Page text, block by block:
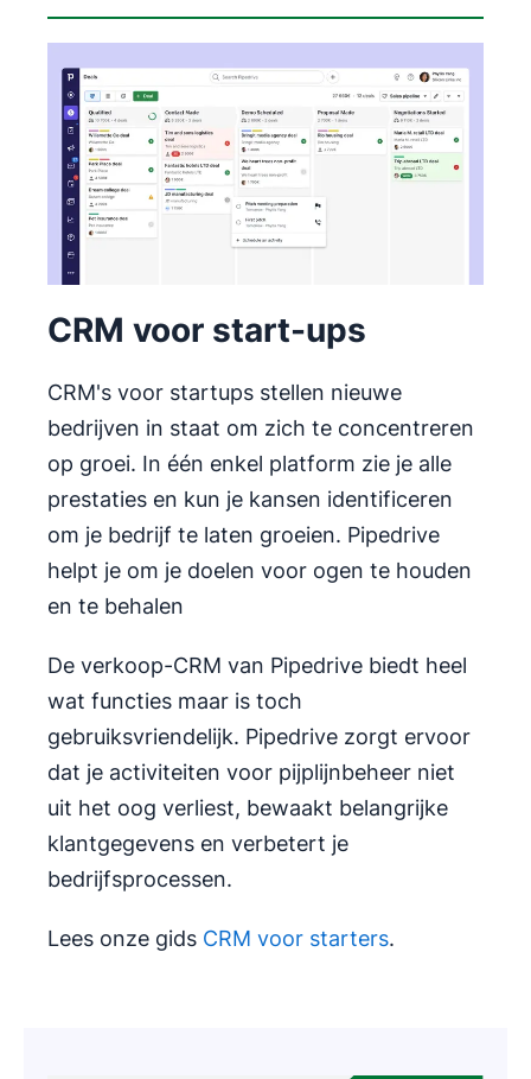
positieve gevolgen heeft voor de individuele
blijkt
dat wie taken automatiseert 16% vaker de eigen
doelstellingen haalt.
CRM voor kleine en middelgrote bedrijven
CRM voor grote bedrijven
CRM voor start-ups
CRM's voor startups stellen nieuwe
bedrijven in staat om zich te concentreren
op groei. In één enkel platform zie je alle
prestaties en kun je kansen identificeren
om je bedrijf te laten groeien. Pipedrive
helpt je om je doelen voor ogen te houden
en te behalen
De verkoop-CRM van Pipedrive biedt heel
wat functies maar is toch
gebruiksvriendelijk. Pipedrive zorgt ervoor
dat je activiteiten voor pijplijnbeheer niet
uit het oog verliest, bewaakt belangrijke
klantgegevens en verbetert je
bedrijfsprocessen.
Lees onze gids CRM voor starters.